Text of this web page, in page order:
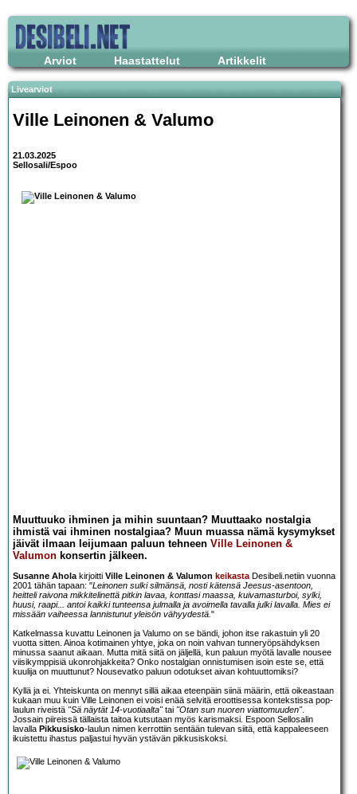
Arviot Haastattelut Artikkelit
Livearviot
Ville Leinonen & Valumo
21.03.2025
Sellosali/Espoo
Muuttuuko ihminen ja mihin suuntaan? Muuttaako nostalgia
ihmistä vai ihminen nostalgiaa? Muun muassa nämä kysymykset
jäivät ilmaan leijumaan paluun tehneen Ville Leinonen &
Valumon konsertin jälkeen.
Susanne Aholakirjoitti Ville Leinonen & Valumon keikastaDesibeli.netiin vuonna
2001 tähän tapaan: "Leinonen sulki silmänsä, nosti kätensä Jeesus-asentoon,
heitteli raivona mikkitelinettä pitkin lavaa, konttasi maassa, kuivamasturboi, sylki,
huusi, raapi... antoi kaikki tunteensa julmalla ja avoimella tavalla julki lavalla. Mies ei
missään vaiheessa lannistunut yleisön vähyydestä."
Katkelmassa kuvattu Leinonen ja Valumo on se bändi, johon itse rakastuin yli 20
vuotta sitten. Ainoa kotimainen yhtye, joka on noin vahvan tunneryöpsähdyksen
minussa saanut aikaan. Mutta mitä siitä on jäljellä, kun paluun myötä lavalle nousee
viisikymppisiä ukonrohjakkeita? Onko nostalgian onnistumisen isoin este se, että
kuulija on muuttunut? Nousevatko paluun odotukset aivan kohtuuttomiksi?
Kyllä ja ei. Yhteiskunta on mennyt sillä aikaa eteenpäin siinä määrin, että oikeastaan
kukaan muu kuin Ville Leinonen ei voisi enää selvitä eroottisessa kontekstissa pop-
laulun riveistä "Sä näytät 14-vuotiaalta"tai "Otan sun nuoren viattomuuden".
Jossain piireissä tällaista taitoa kutsutaan myös karismaksi. Espoon Sellosalin
lavalla Pikkusisko-laulun nimen kerrottiin sentään tulevan siitä, että kappaleeseen
ikuistettu ihastus paljastui hyvän ystävän pikkusiskoksi.